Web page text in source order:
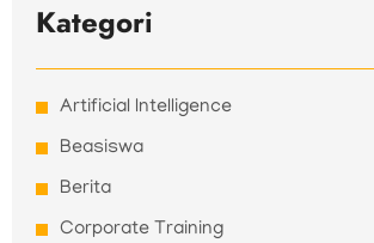
Kategori
Artificial Intelligence
Beasiswa
Berita
Corporate Training